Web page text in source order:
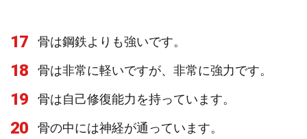
17 骨は鋼鉄よりも強いです。
18 骨は非常に軽いですが、非常に強力です。
19 骨は自己修復能力を持っています。
20 骨の中には神経が通っています。